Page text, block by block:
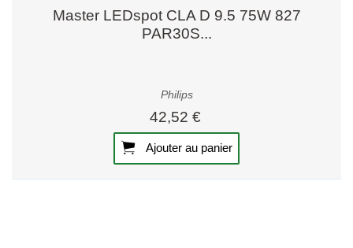
Master LEDspot CLA D 9.5 75W 827
PAR30S...
Philips
42,52 €
Ajouter au panier